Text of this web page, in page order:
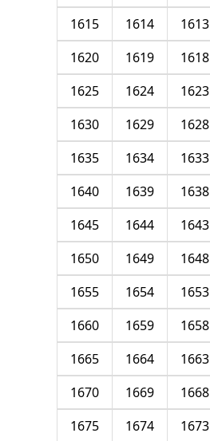
1613
1614
1615
1618
1619
1620
1623
1624
1625
1628
1629
1630
1633
1634
1635
1638
1639
1640
1643
1644
1645
1648
1649
1650
1653
1654
1655
1658
1659
1660
1663
1664
1665
1668
1669
1670
1673
1674
1675